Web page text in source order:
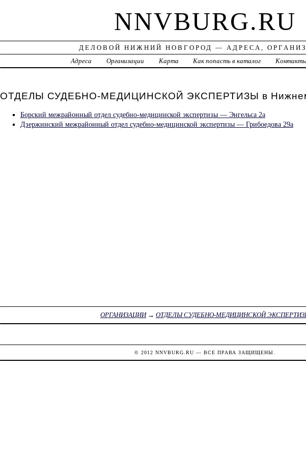
NNVBURG.RU
ДЕЛОВОЙ НИЖНИЙ НОВГОРОД — АДРЕСА,
Адреса
Организации Карта Как попасть в каталог
ОТДЕЛЫ СУДЕБНО-МЕДИЦИНСКОЙ ЭКСПЕРТИЗЫ в Нижнем
Борский межрайонный отдел судебно-медицинской экспертизы — Энгельса 2а
Дзержинский межрайонный отдел судебно-медицинской экспертизы — Грибоедова 29а
ОРГАНИЗАЦИИ→ ОТДЕЛЫ СУДЕБНО-МЕДИЦИНСКОЙ
© 2012NNVBURG.RU — ВСЕ ПРАВА ЗАЩИЩЕНЫ.